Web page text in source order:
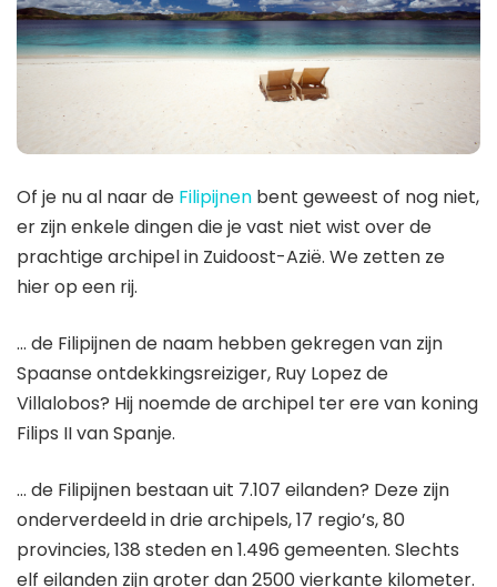
Of je nu al naar de Filipijnen bent geweest of nog niet,
er zijn enkele dingen die je vast niet wist over de
prachtige archipel in Zuidoost-Azië. We zetten ze
hier op een rij.
… de Filipijnen de naam hebben gekregen van zijn
Spaanse ontdekkingsreiziger, Ruy Lopez de
Villalobos? Hij noemde de archipel ter ere van koning
Filips II van Spanje.
… de Filipijnen bestaan ​​uit 7.107 eilanden? Deze zijn
onderverdeeld in drie archipels, 17 regio’s, 80
provincies, 138 steden en 1.496 gemeenten. Slechts
elf eilanden zijn groter dan 2500 vierkante kilometer.